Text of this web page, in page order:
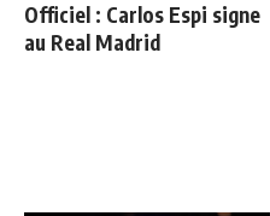
Officiel : Carlos Espi signe
au Real Madrid